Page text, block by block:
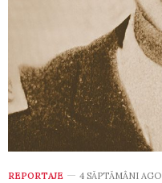
REPORTAJE 4 SĂPTĂMÂNI AGO